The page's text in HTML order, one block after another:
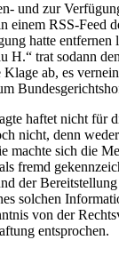
und zur
RSS-Feed
hatte
trat sodann
ab, es
haftet nicht für
nicht, denn
machte sich die
fremd
der
solchen
von der
entsprochen.